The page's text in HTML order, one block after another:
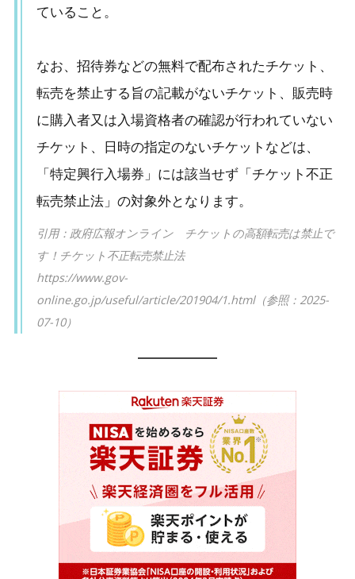
ていること。
なお、招待券などの無料で配布されたチケット、
転売を禁止する旨の記載がないチケット、販売時
に購入者又は入場資格者の確認が行われていない
チケット、日時の指定のないチケットなどは、
「特定興行入場券」には該当せず「チケット不正
転売禁止法」の対象外となります。
引用：政府広報オンライン チケットの高額転売は禁止で
す！チケット不正転売禁止法
https://www.gov-
online.go.jp/useful/article/201904/1.html（参照：2025-
07-10）